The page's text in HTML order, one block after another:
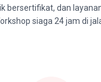
bersertifikat, dan
siaga 24 jam di